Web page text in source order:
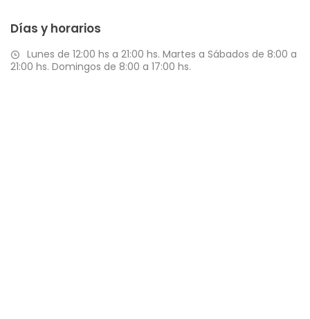
Días y horarios
Lunes de 12:00 hs a 21:00 hs. Martes a Sábados de 8:00 a
21:00 hs. Domingos de 8:00 a 17:00 hs.